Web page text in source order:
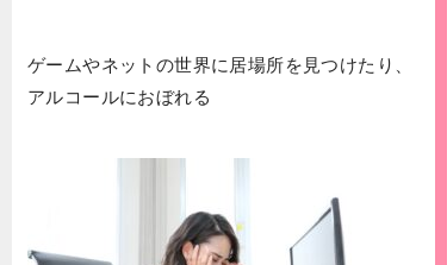
ゲームやネットの世界に居場所を見つけたり、
アルコールにおぼれる